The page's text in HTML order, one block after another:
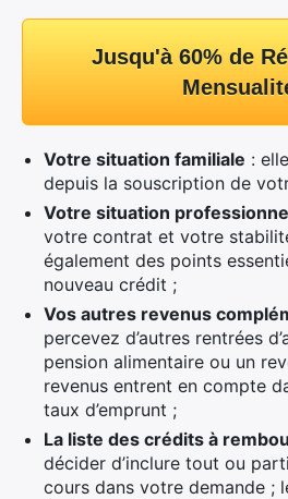
Jusqu'à 60% de
Votre situation familiale :
depuis la souscription de
Votre situation
votre contrat et votre
également des points
nouveau crédit ;
Vos autres revenus
percevez d’autres rentrées
pension alimentaire ou un
revenus entrent en compte
taux d’emprunt ;
La liste des crédits à
décider d’inclure tout ou
cours dans votre demande ;